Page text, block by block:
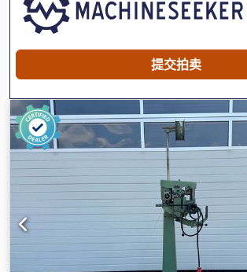
提交拍卖